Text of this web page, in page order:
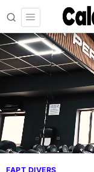
FAPT DIVERS